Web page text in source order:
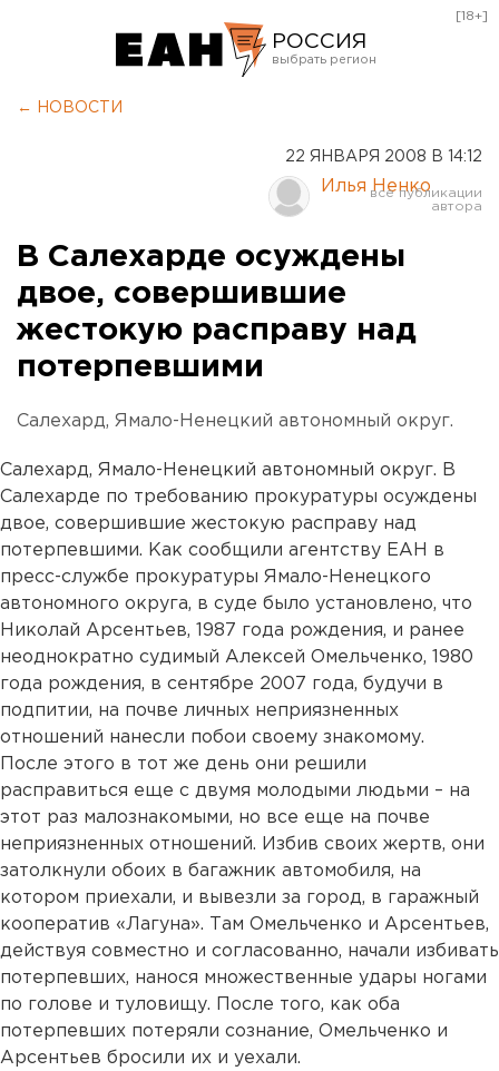
РОССИЯ
Курган
Оренбург
[18+]
← НОВОСТИ
22 ЯНВАРЯ 2008 В 14:12
Илья Ненко
В Салехарде осуждены
двое, совершившие
жестокую расправу над
потерпевшими
Салехард, Ямало-Ненецкий автономный округ.
Салехард, Ямало-Ненецкий автономный округ. В
Салехарде по требованию прокуратуры осуждены
двое, совершившие жестокую расправу над
потерпевшими. Как сообщили агентству ЕАН в
пресс-службе прокуратуры Ямало-Ненецкого
автономного округа, в суде было установлено, что
Николай Арсентьев, 1987 года рождения, и ранее
неоднократно судимый Алексей Омельченко, 1980
года рождения, в сентябре 2007 года, будучи в
подпитии, на почве личных неприязненных
отношений нанесли побои своему знакомому.
После этого в тот же день они решили
расправиться еще с двумя молодыми людьми – на
этот раз малознакомыми, но все еще на почве
неприязненных отношений. Избив своих жертв, они
затолкнули обоих в багажник автомобиля, на
котором приехали, и вывезли за город, в гаражный
кооператив «Лагуна». Там Омельченко и Арсентьев,
действуя совместно и согласованно, начали избивать
потерпевших, нанося множественные удары ногами
по голове и туловищу. После того, как оба
потерпевших потеряли сознание, Омельченко и
Арсентьев бросили их и уехали.